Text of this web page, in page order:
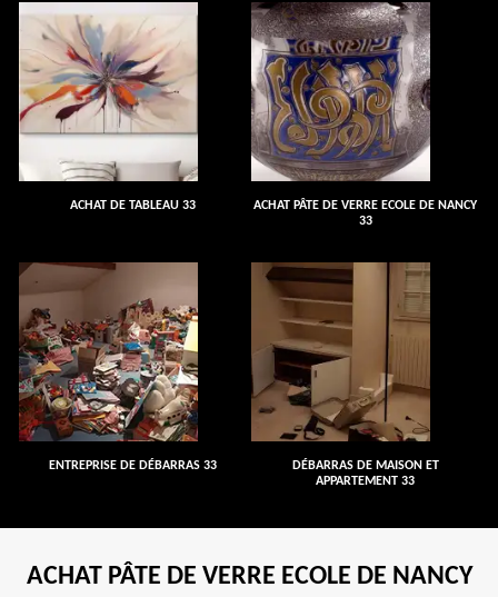
ACHAT DE TABLEAU 33
ACHAT PÂTE DE VERRE ECOLE DE NANCY
33
ENTREPRISE DE DÉBARRAS 33
DÉBARRAS DE MAISON ET
APPARTEMENT 33
ACHAT PÂTE DE VERRE ECOLE DE NANCY